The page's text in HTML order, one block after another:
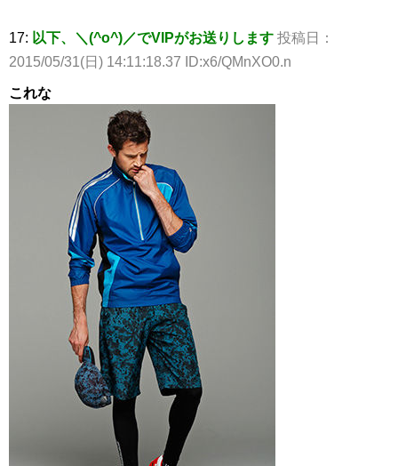
17: 以下、＼(^o^)／でVIPがお送りします 投稿日：
2015/05/31(日) 14:11:18.37 ID:x6/QMnXO0.n
これな